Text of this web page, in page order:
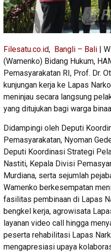
Filesatu.co.id, Bangli – Bali |
(Wamenko) Bidang Hukum,
Pemasyarakatan RI, Prof. Dr.
kunjungan kerja ke Lapas
meninjau secara langsung
yang ditujukan bagi warga
Didampingi oleh Deputi
Pemasyarakatan, Nyoman
Deputi Koordinasi Strategi
Nastiti, Kepala Divisi
Murdiana, serta sejumlah
Wamenko berkesempatan
fasilitas pembinaan di Lapas
bengkel kerja, agrowisata
layanan video call hingga
peserta rehabilitasi Lapas
mengapresiasi upaya